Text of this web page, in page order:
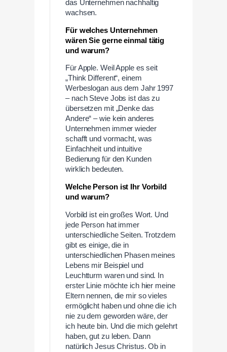
das Unternehmen nachhaltig
wachsen.
Für welches Unternehmen
wären Sie gerne einmal tätig
und warum?
Für Apple. Weil Apple es seit
„Think Different“, einem
Werbeslogan aus dem Jahr 1997
– nach Steve Jobs ist das zu
übersetzen mit „Denke das
Andere“ – wie kein anderes
Unternehmen immer wieder
schafft und vormacht, was
Einfachheit und intuitive
Bedienung für den Kunden
wirklich bedeuten.
Welche Person ist Ihr Vorbild
und warum?
Vorbild ist ein großes Wort. Und
jede Person hat immer
unterschiedliche Seiten. Trotzdem
gibt es einige, die in
unterschiedlichen Phasen meines
Lebens mir Beispiel und
Leuchtturm waren und sind. In
erster Linie möchte ich hier meine
Eltern nennen, die mir so vieles
ermöglicht haben und ohne die ich
nie zu dem geworden wäre, der
ich heute bin. Und die mich gelehrt
haben, gut zu leben. Dann
natürlich Jesus Christus. Ob in